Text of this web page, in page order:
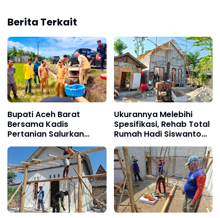
Berita Terkait
Bupati Aceh Barat
Bersama Kadis
Pertanian Salurkan
Bantuan Mesin Pompa
Air Bagi Petani di Dua
Desa Kecamatan
Samatiga
Ukurannya Melebihi
Spesifikasi, Rehab Total
Rumah Hadi Siswanto
Dikebut Pengerjaannya